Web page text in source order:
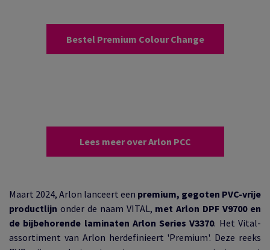
Bestel Premium Colour Change
Lees meer over Arlon PCC
Maart 2024, Arlon lanceert een premium, gegoten PVC-vrije
productlijn onder de naam VITAL, met Arlon DPF V9700 en
de bijbehorende laminaten Arlon Series V3370. Het Vital-
assortiment van Arlon herdefinieert 'Premium'. Deze reeks